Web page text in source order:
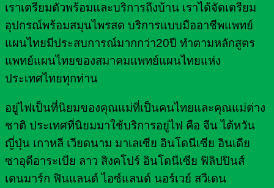
เราเตรียมตัวพร้อมและบริการถึงบ้าน เราได้จัดเตรียม
อุปกรณ์พร้อมสมุนไพรสด บริการแบบมืออาชีพแพทย์
แผนไทยมีประสบการณ์มากกว่า20ปี ทำตามหลักสูตร
แพทย์แผนไทยของสมาคมแพทย์แผนไทยแห่ง
ประเทศไทยทุกท่าน
อยู่ไฟเป็นที่นิยมของคุณแม่ที่เป็นคนไทยและคุณแม่ต่าง
ชาติ ประเทศที่นิยมมาใช้บริการอยู่ไฟ คือ จีน ไต้หวัน
ญี่ปุ่น เกาหลี เวียดนาม มาเลเซีย อินโดนีเซีย อินเดีย
ซาอุดีอาระเบีย ลาว สิงคโปร์ อินโดนีเซีย ฟิลิปปินส์
เดนมาร์ก ฟินแลนด์ ไอซ์แลนด์ นอร์เวย์ สวีเดน